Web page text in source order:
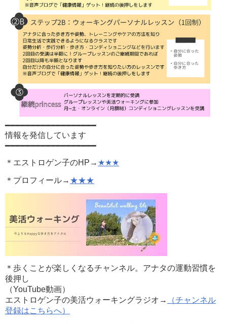
━━━━━━━━━━━━━━━━━━
情報を発信しています
━━━━━━━━━━━━━━━━━━
＊エストロゲン子のHP→ ★★★
＊プロフィール→ ★★★
＊歩くことが楽しくなるチャンネル。アナタの運動習慣を
後押し
（YouTube動画）
エストロゲン子の美活ウォーキングラジオ→
（チャンネル
登録はこちらへ）